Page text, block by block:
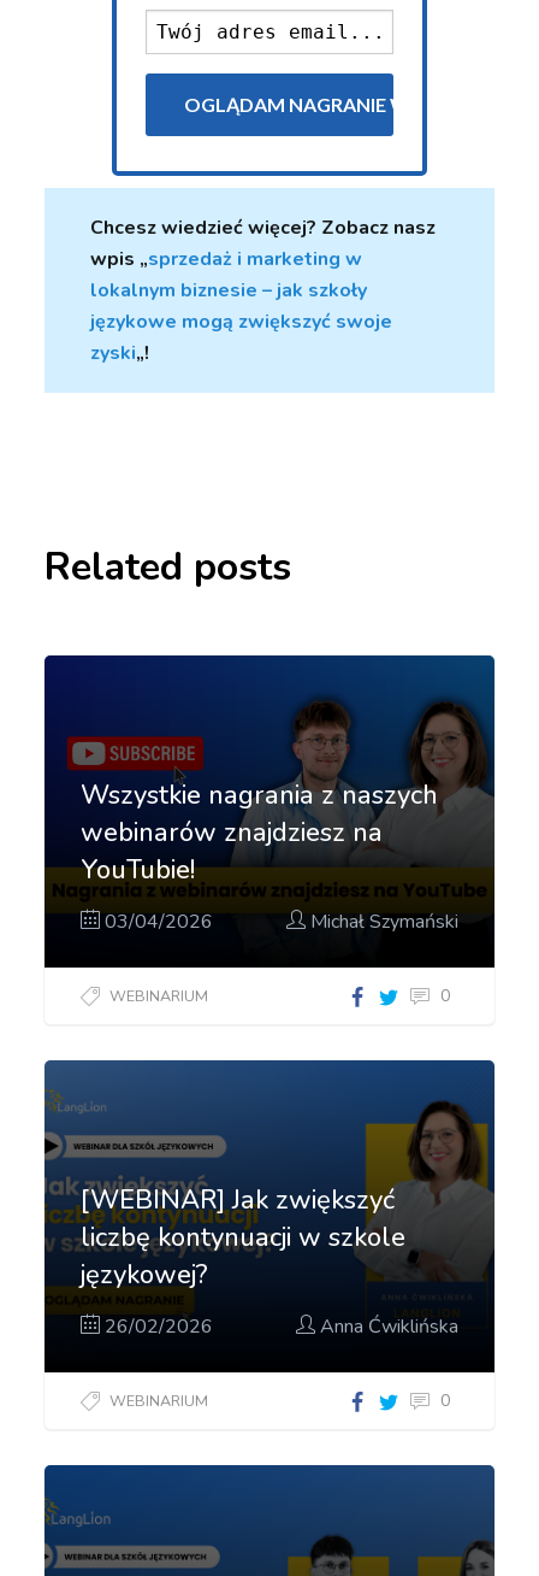
Chcesz wiedzieć więcej? Zobacz nasz
wpis „sprzedaż i marketing w
lokalnym biznesie – jak szkoły
językowe mogą zwiększyć swoje
zyski„!
Related posts
Wszystkie nagrania z naszych
webinarów znajdziesz na
YouTubie!
03/04/2026 Michał Szymański
WEBINARIUM 0
[WEBINAR] Jak zwiększyć
liczbę kontynuacji w szkole
językowej?
26/02/2026 Anna Ćwiklińska
WEBINARIUM
zwiększyć
w szkole
0